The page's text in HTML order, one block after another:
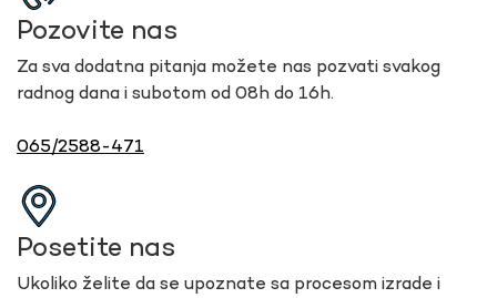
Pozovite nas
Za sva dodatna pitanja možete nas pozvati svakog
radnog dana i subotom od 08h do 16h.
065/2588-471
Posetite nas
Ukoliko želite da se upoznate sa procesom izrade i